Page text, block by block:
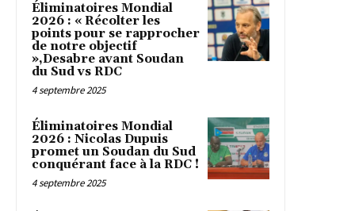
Éliminatoires Mondial
2026 : « Récolter les
points pour se rapprocher
de notre objectif
»,Desabre avant Soudan
du Sud vs RDC
4 septembre 2025
Éliminatoires Mondial
2026 : Nicolas Dupuis
promet un Soudan du Sud
conquérant face à la RDC !
4 septembre 2025